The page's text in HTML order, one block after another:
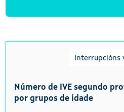
Interrupcións
Número de IVE segundo
por grupos de idade